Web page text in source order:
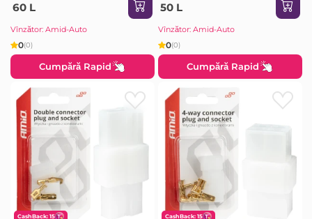
60 L
Vînzător: Amid-Auto
0(0)
Cumpără Rapid
50 L
Vînzător: Amid-Auto
0(0)
Cumpără Rapid
CashBack: 15 CashBack: 15